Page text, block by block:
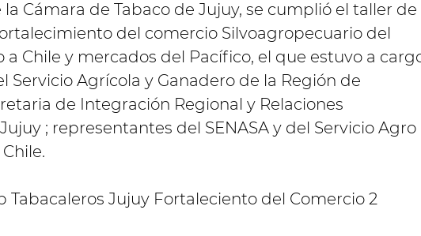
Cámara de Tabaco de Jujuy, se cumplió el taller de
del comercio Silvoagropecuario del
a Chile y mercados del Pacífico, el que estuvo a
Servicio Agrícola y Ganadero de la Región de
de Integración Regional y Relaciones
; representantes del SENASA y del Servicio Agro